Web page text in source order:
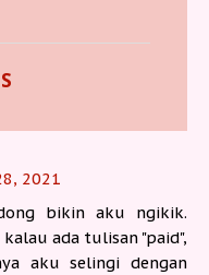
2021
bikin aku ngikik.
ada tulisan "paid",
aku selingi dengan